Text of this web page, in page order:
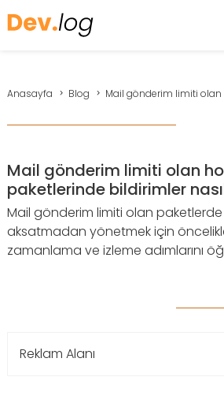
Anasayfa Blog Mail gönderim limiti olan
Mail gönderim limiti olan
paketlerinde bildirimler
Mail gönderim limiti olan paketlerde
aksatmadan yönetmek için
zamanlama ve izleme adımlarını
Reklam Alanı